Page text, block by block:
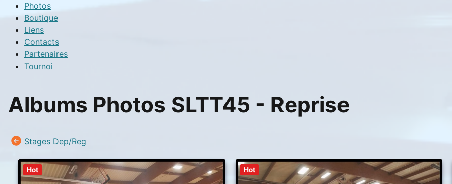
Photos
Boutique
Liens
Contacts
Partenaires
Tournoi
Albums Photos SLTT45 - Reprise
Stages Dep/Reg
Hot Hot